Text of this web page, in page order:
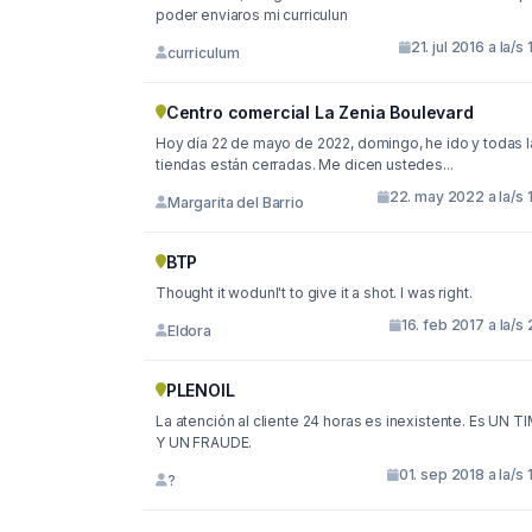
poder enviaros mi curriculun
curriculum 21. jul 2016 a la/s
Centro comercial La Zenia Boulevard
Hoy día 22 de mayo de 2022, domingo, he ido y todas las
tiendas están cerradas. Me dicen ustedes...
Margarita del Barrio 22. may 2022 a la/s
BTP
Thought it wodunl't to give it a shot. I was right.
Eldora 16. feb 2017 a la/s
PLENOIL
La atención al cliente 24 horas es inexistente. Es UN
Y UN FRAUDE.
? 01. sep 2018 a la/s